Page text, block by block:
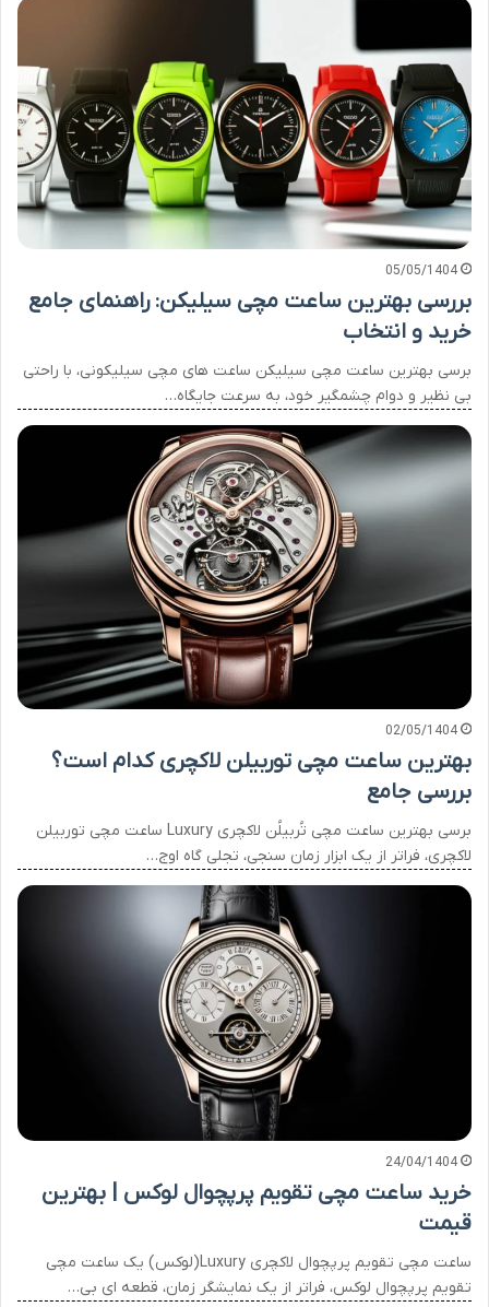
05/05/1404
بررسی بهترین ساعت مچی سیلیکن: راهنمای جامع
خرید و انتخاب
برسی بهترین ساعت مچی سیلیکن ساعت های مچی سیلیکونی، با راحتی
بی نظیر و دوام چشمگیر خود، به سرعت جایگاه…
02/05/1404
بهترین ساعت مچی توربیلن لاکچری کدام است؟
بررسی جامع
برسی بهترین ساعت مچی تُربیلُن لاکچری Luxury ساعت مچی توربیلن
لاکچری، فراتر از یک ابزار زمان سنجی، تجلی گاه اوج…
24/04/1404
خرید ساعت مچی تقویم پرپچوال لوکس | بهترین
قیمت
ساعت مچی تقویم پرپچوال لاکچری Luxury(لوکس) یک ساعت مچی
تقویم پرپچوال لوکس، فراتر از یک نمایشگر زمان، قطعه ای بی…